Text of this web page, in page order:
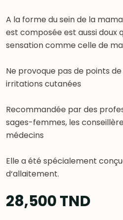
A la forme du sein de la
est composée est aussi doux
sensation comme celle de
Ne provoque pas de points
irritations cutanées
Recommandée par des
sages-femmes, les
médecins
Elle a été spécialement
d‘allaitement.
28,500TND